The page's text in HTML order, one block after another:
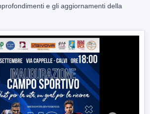
e gli aggiornamenti della